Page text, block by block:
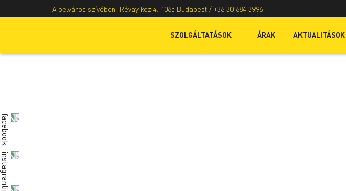
A belváros szívében: Révay köz 4. 1065 Budapest / +36 30 684 3996
SZOLGÁLTATÁSOK ÁRAK AKTUALITÁSOK